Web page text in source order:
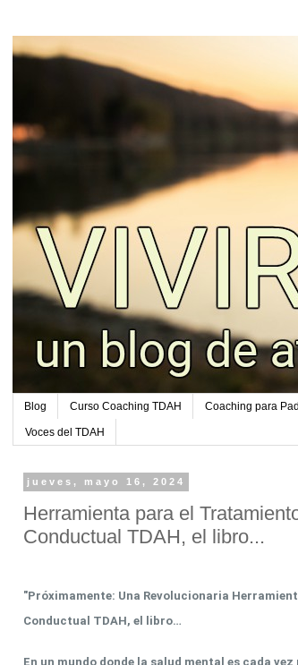
Blog Curso Coaching TDAH Coaching para
Voces del TDAH
jueves, mayo 16, 2024
Herramienta para el
Conductual TDAH, el libro...
"Próximamente: Una Revolucionaria
Conductual TDAH, el libro…
En un mundo donde la salud mental es cada